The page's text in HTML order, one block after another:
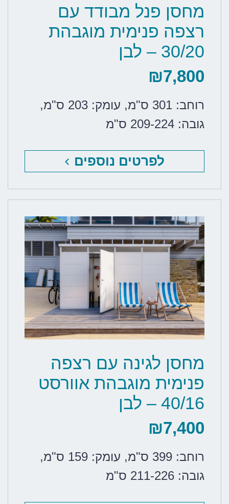
מחסן פנל מבודד עם
רצפה פנימית מוגבהת
30/20 – לבן
₪7,800
רוחב: 301 ס"מ , עומק: 203 ס"מ
,
גובה: 209-224 ס"מ
לפרטים נוספים
מחסן לגינה עם רצפה
פנימית מוגבהת אוורסט
40/16 – לבן
₪7,400
רוחב: 399 ס"מ , עומק: 159 ס"מ
,
גובה: 211-226 ס"מ